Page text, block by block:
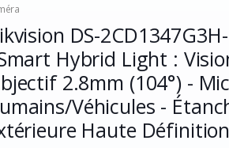
DS-
Hybrid Light :
2.8mm (104°) -
Véhicules -
Haute